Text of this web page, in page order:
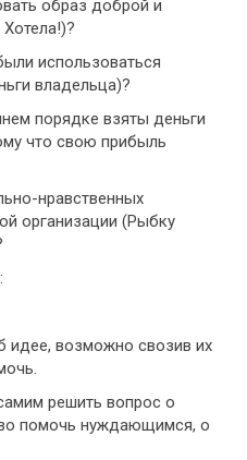
образ доброй и
использоваться
владельца)?
порядке взяты деньги
что свою прибыль
нравственных
организации (Рыбку
идее, возможно свозив их
решить вопрос о
помочь нуждающимся, о